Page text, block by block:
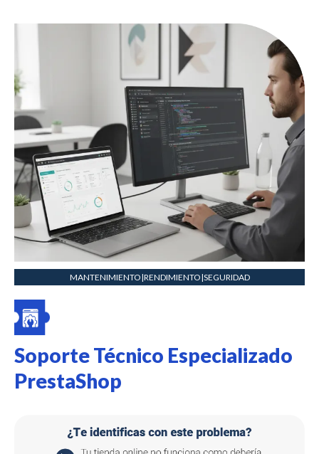
MANTENIMIENTOㅤ|ㅤRENDIMIENTOㅤ|ㅤSEGURIDAD
Soporte Técnico Especializado
PrestaShop